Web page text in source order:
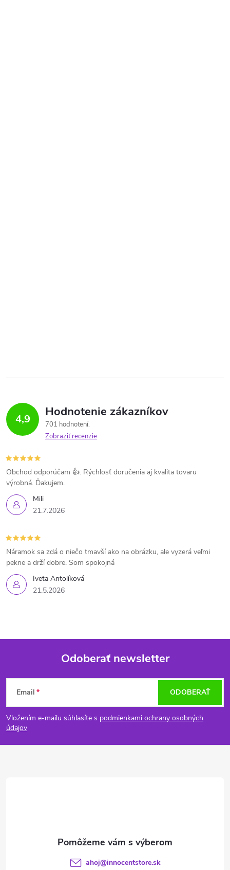
4,9 Hodnotenie zákazníkov
701 hodnotení
Zobraziť recenzie
Mili
21.7.2026
Obchod odporúčam 👍. Rýchlosť doručenia aj kvalita tovaru
výrobná. Ďakujem.
Iveta Antolíková
21.5.2026
Náramok sa zdá o niečo tmavší ako na obrázku, ale vyzerá veľmi
pekne a drží dobre. Som spokojná
Z
á
p
Odoberať newsletter
Email
Vložením e-mailu súhlasíte s podmienkami ochrany osobných
údajov
ODOBERAŤ
ahoj@innocentstore.sk